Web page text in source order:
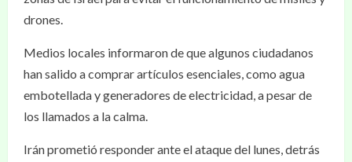
drones.
Medios locales informaron de que algunos ciudadanos
han salido a comprar artículos esenciales, como agua
embotellada y generadores de electricidad, a pesar de
los llamados a la calma.
Irán prometió responder ante el ataque del lunes, detrás